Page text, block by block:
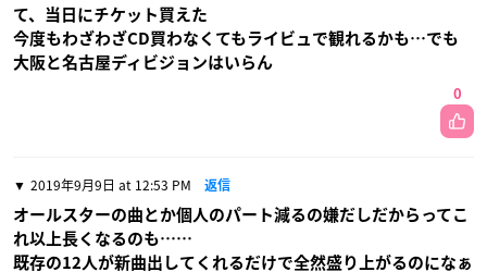
て、当日にチケット買えた
今度もわざわざCD買わなくてもライビュで観れるかも…でも
大阪と名古屋ディビジョンはいらん
0
2019年9月9日 at 12:53 PM 返信
オールスターの曲とか個人のパート減るの嫌だしだからってこ
れ以上長くなるのも……
既存の12人が新曲出してくれるだけで全然盛り上がるのになぁ